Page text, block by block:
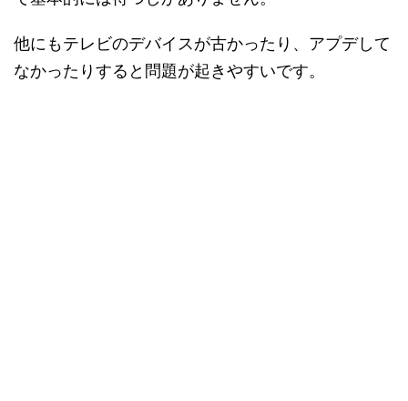
他にもテレビのデバイスが古かったり、アプデして
なかったりすると問題が起きやすいです。